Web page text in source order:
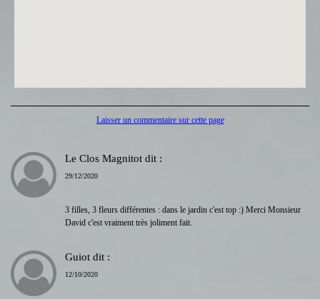
Laisser un commentaire sur cette page
Le Clos Magnitot dit :
29/12/2020
3 filles, 3 fleurs différentes : dans le jardin c'est top :) Merci Monsieur
David c'est vraiment très joliment fait.
Guiot dit :
12/10/2020